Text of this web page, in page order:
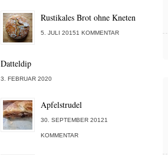
Rustikales Brot ohne Kneten
5. JULI 20151 KOMMENTAR
Datteldip
3. FEBRUAR 2020
Apfelstrudel
30. SEPTEMBER 20121
KOMMENTAR